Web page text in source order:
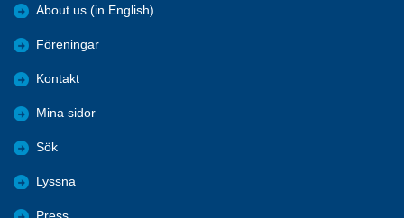
About us (in English)
Föreningar
Kontakt
Mina sidor
Sök
Lyssna